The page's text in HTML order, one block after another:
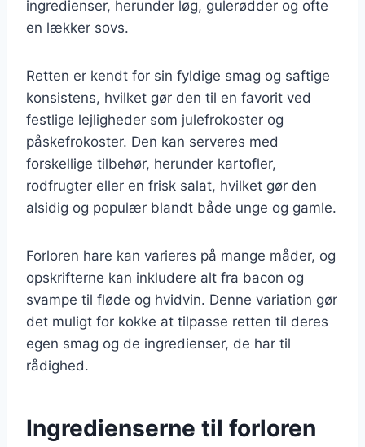
ingredienser, herunder løg, gulerødder og ofte
en lækker sovs.
Retten er kendt for sin fyldige smag og saftige
konsistens, hvilket gør den til en favorit ved
festlige lejligheder som julefrokoster og
påskefrokoster. Den kan serveres med
forskellige tilbehør, herunder kartofler,
rodfrugter eller en frisk salat, hvilket gør den
alsidig og populær blandt både unge og gamle.
Forloren hare kan varieres på mange måder, og
opskrifterne kan inkludere alt fra bacon og
svampe til fløde og hvidvin. Denne variation gør
det muligt for kokke at tilpasse retten til deres
egen smag og de ingredienser, de har til
rådighed.
Ingredienserne til forloren